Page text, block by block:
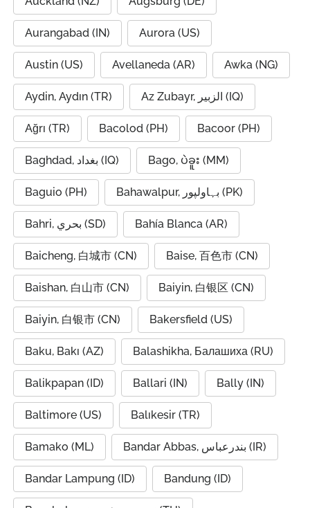
Aurangabad (IN) Aurora (US)
Austin (US) Avellaneda (AR) Awka (NG)
Aydin, Aydın (TR) Az Zubayr, الزبير (IQ)
Ağrı (TR) Bacolod (PH) Bacoor (PH)
Baghdad, بغداد (IQ) Bago, ပဲခူး (MM)
Baguio (PH) Bahawalpur, بہاولپور (PK)
Bahri, بحري (SD) Bahía Blanca (AR)
Baicheng, 白城市 (CN) Baise, 百色市 (CN)
Baishan, 白山市 (CN) Baiyin, 白银区 (CN)
Baiyin, 白银市 (CN) Bakersfield (US)
Baku, Bakı (AZ) Balashikha, Балашиха (RU)
Balikpapan (ID) Ballari (IN) Bally (IN)
Baltimore (US) Balıkesir (TR)
Bamako (ML) Bandar Abbas, بندرعباس (IR)
Bandar Lampung (ID) Bandung (ID)